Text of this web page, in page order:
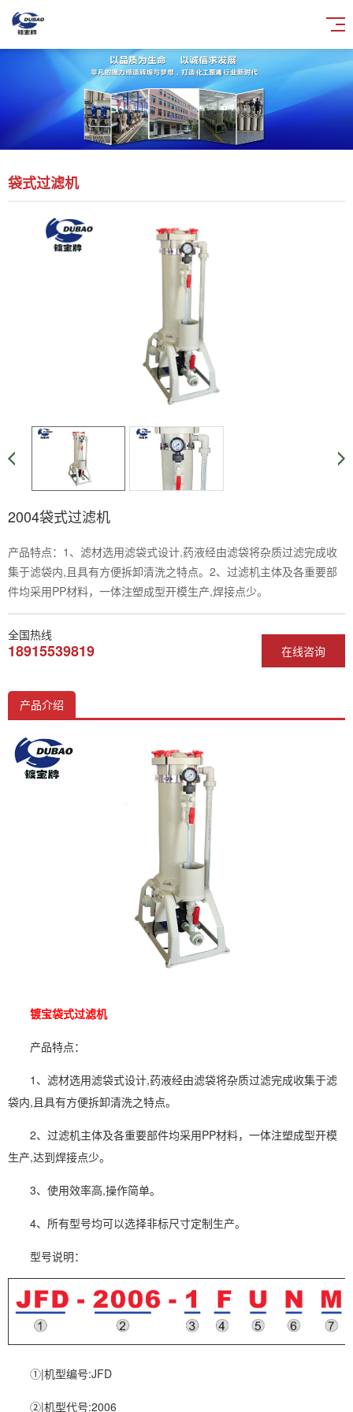
袋式过滤机
2004袋式过滤机
产品特点：1、滤材选用滤袋式设计,药液经由滤袋将杂质过滤完成收
集于滤袋内,且具有方便拆卸清洗之特点。2、过滤机主体及各重要部
件均采用PP材料，一体注塑成型开模生产,焊接点少。
在线咨询
全国热线
18915539819
产品介绍
镀宝袋式过滤机
产品特点：
1、滤材选用滤袋式设计,药液经由滤袋将杂质过滤完成收集于滤
袋内,且具有方便拆卸清洗之特点。
2、过滤机主体及各重要部件均采用PP材料，一体注塑成型开模
生产,达到焊接点少。
3、使用效率高,操作简单。
4、所有型号均可以选择非标尺寸定制生产。
型号说明：
①|机型编号:JFD
②|机型代号:2006